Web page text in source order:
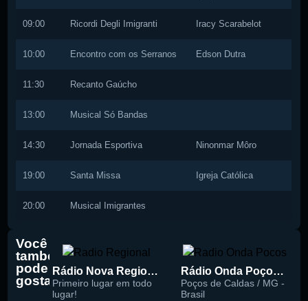
09:00 Ricordi Degli Imigranti Iracy Scarabelot
10:00 Encontro com os Serranos Edson Dutra
11:30 Recanto Gaúcho
13:00 Musical Só Bandas
14:30 Jornada Esportiva Ninonmar Môro
19:00 Santa Missa Igreja Católica
20:00 Musical Imigrantes
Você
também
pode
gostar
Rádio Nova Regional 91.5 FM
Primeiro lugar em todo
lugar!
Rádio Onda Poços 96.7 FM
Poços de Caldas / MG -
Brasil